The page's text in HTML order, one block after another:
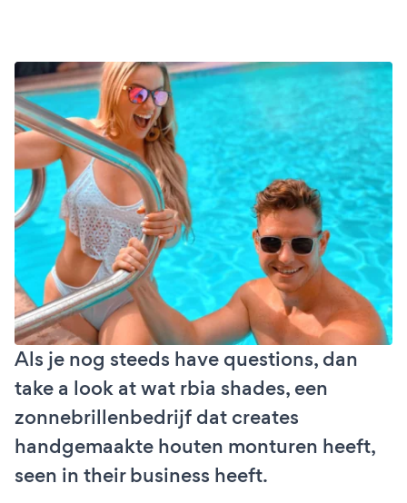
Als je nog steeds have questions, dan
take a look at wat rbia shades, een
zonnebrillenbedrijf dat creates
handgemaakte houten monturen heeft,
seen in their business heeft.